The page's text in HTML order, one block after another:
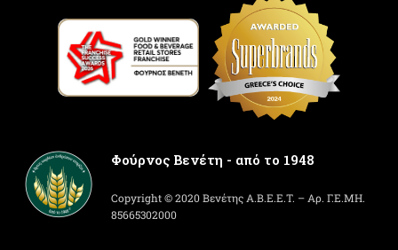
Φούρνος Βενέτη - από το 1948
Copyright © 2020 Βενέτης Α.Β.Ε.Ε.Τ. – Αρ. Γ.Ε.ΜΗ.
85665302000